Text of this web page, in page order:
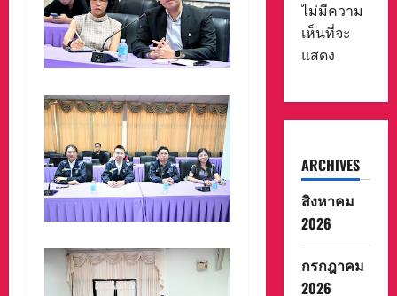
ไม่มีความ
เห็นที่จะ
แสดง
ARCHIVES
สิงหาคม
2026
กรกฎาคม
2026